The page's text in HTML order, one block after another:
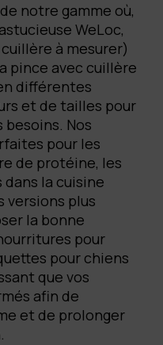
notre gamme où,
WeLoc,
à mesurer)
pince avec cuillère
différentes
et de tailles pour
Nos
pour les
de protéine, les
la cuisine
versions plus
la bonne
pour
pour chiens
que vos
afin de
et de prolonger